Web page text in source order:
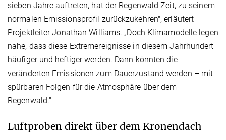
sieben Jahre auftreten, hat der Regenwald Zeit, zu seinem
normalen Emissionsprofil zurückzukehren", erläutert
Projektleiter Jonathan Williams. „Doch Klimamodelle legen
nahe, dass diese Extremereignisse in diesem Jahrhundert
häufiger und heftiger werden. Dann könnten die
veränderten Emissionen zum Dauerzustand werden – mit
spürbaren Folgen für die Atmosphäre über dem
Regenwald."
Luftproben direkt über dem Kronendach